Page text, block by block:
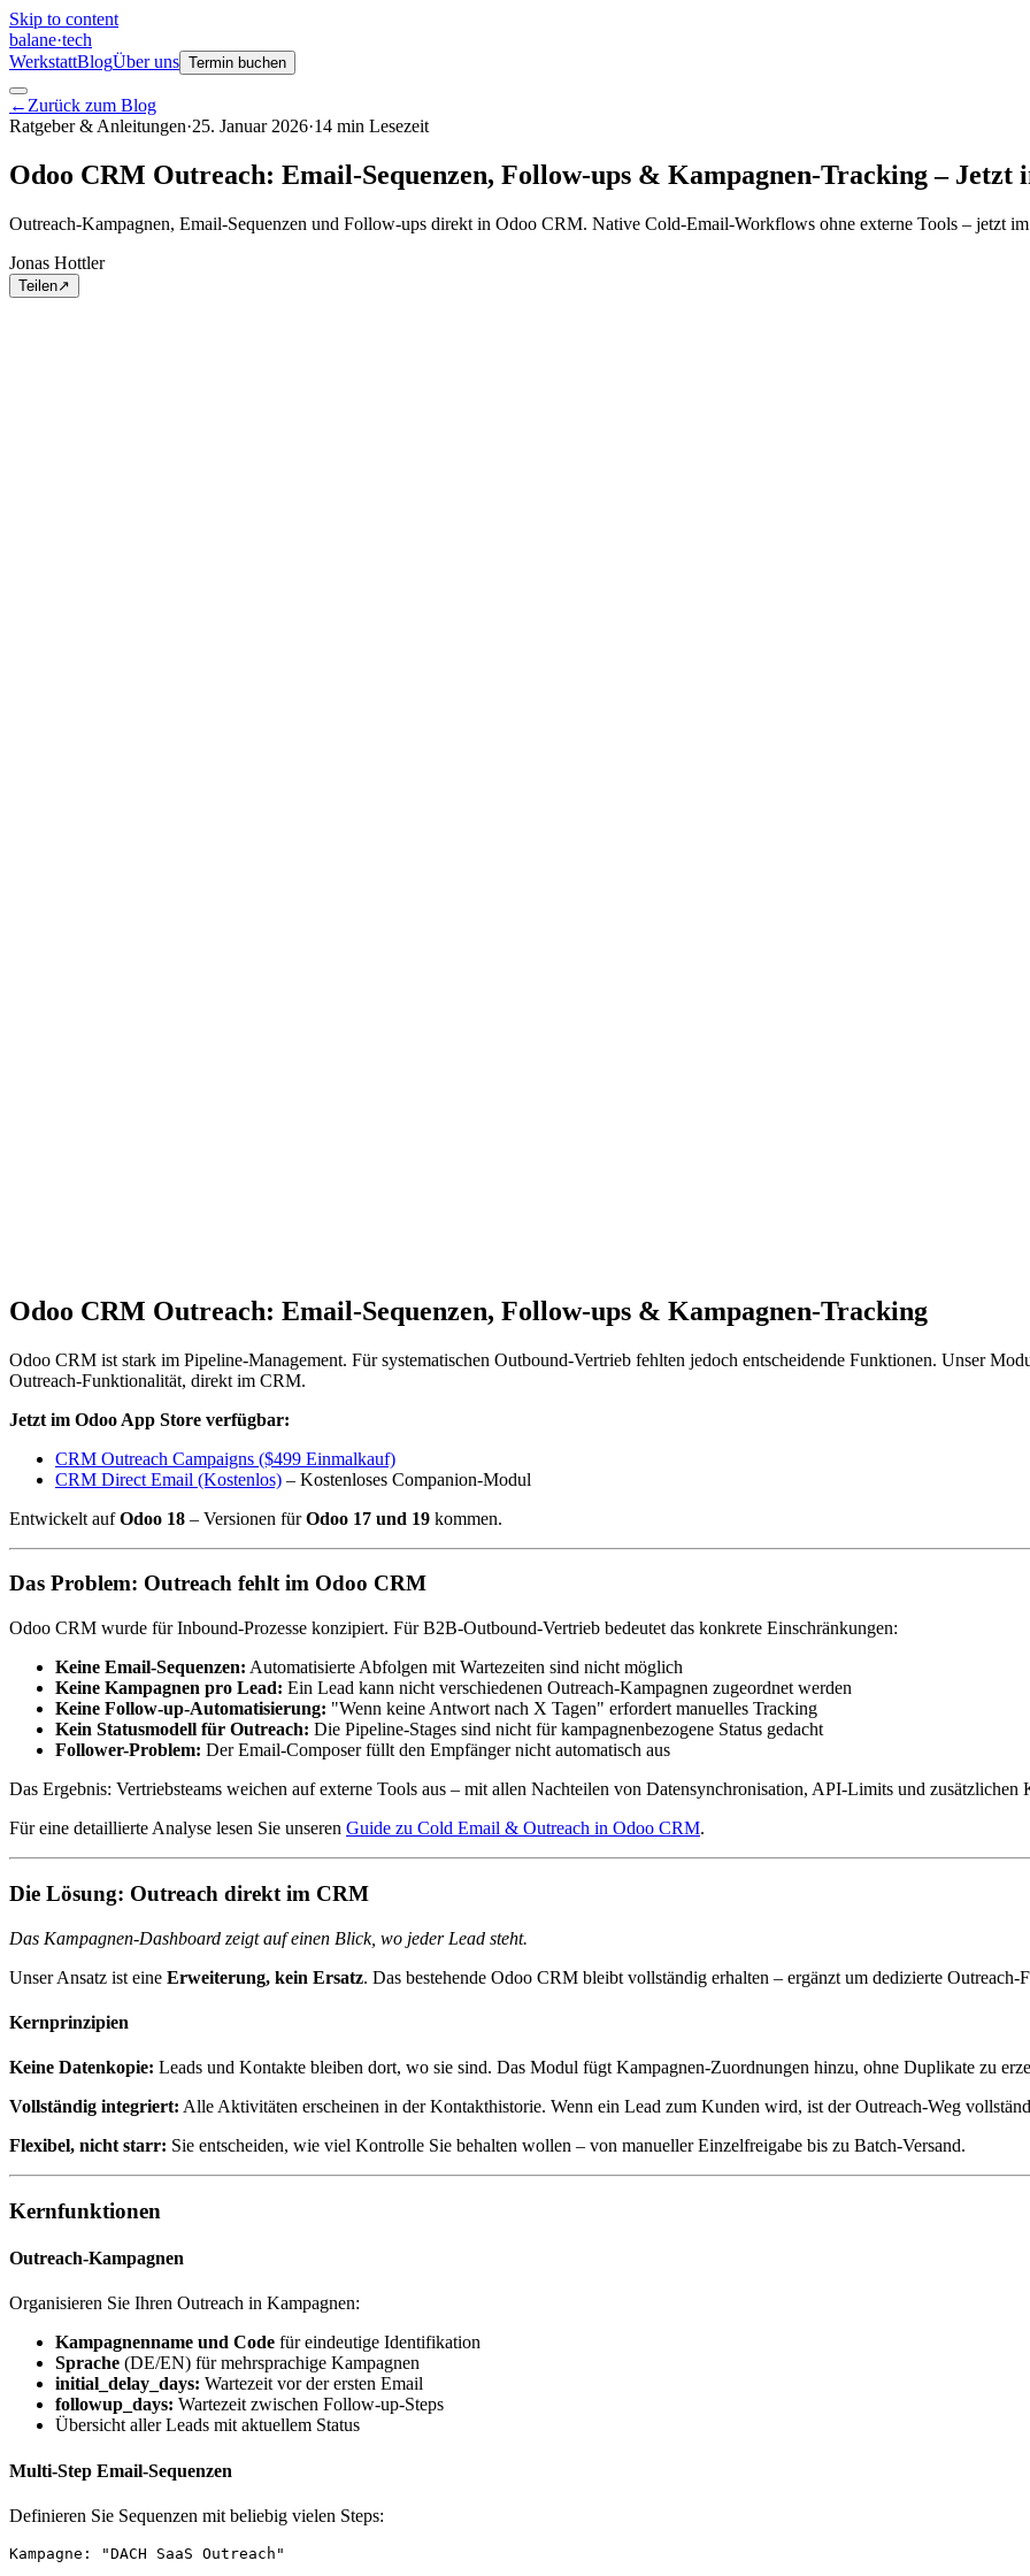
Skip to content
balane·tech
WerkstattBlogÜber uns Termin buchen
← Zurück zum Blog
Ratgeber & Anleitungen·25. Januar 2026·14 min Lesezeit
Odoo CRM Outreach: Email-Sequenzen, Follow-ups & Kampagnen-Tracking – Jetzt
Outreach-Kampagnen, Email-Sequenzen und Follow-ups direkt in Odoo CRM. Native Cold-Email-Workflows ohne externe Tools – jetzt
Jonas Hottler
Teilen↗
Odoo CRM Outreach: Email-Sequenzen, Follow-ups & Kampagnen-Tracking
Odoo CRM ist stark im Pipeline-Management. Für systematischen Outbound-Vertrieb fehlten jedoch entscheidende Funktionen. Unser
Outreach-Funktionalität, direkt im CRM.
Jetzt im Odoo App Store verfügbar:
CRM Outreach Campaigns ($499 Einmalkauf)
CRM Direct Email (Kostenlos) – Kostenloses Companion-Modul
Entwickelt aufOdoo 18 – Versionen fürOdoo 17 und 19 kommen.
Das Problem: Outreach fehlt im Odoo CRM
Odoo CRM wurde für Inbound-Prozesse konzipiert. Für B2B-Outbound-Vertrieb bedeutet das konkrete Einschränkungen:
Keine Email-Sequenzen: Automatisierte Abfolgen mit Wartezeiten sind nicht möglich
Keine Kampagnen pro Lead: Ein Lead kann nicht verschiedenen Outreach-Kampagnen zugeordnet werden
Keine Follow-up-Automatisierung: "Wenn keine Antwort nach X Tagen" erfordert manuelles Tracking
Kein Statusmodell für Outreach: Die Pipeline-Stages sind nicht für kampagnenbezogene Status gedacht
Follower-Problem: Der Email-Composer füllt den Empfänger nicht automatisch aus
Das Ergebnis: Vertriebsteams weichen auf externe Tools aus – mit allen Nachteilen von Datensynchronisation, API-Limits und zusätzlichen
Für eine detaillierte Analyse lesen Sie unseren Guide zu Cold Email & Outreach in Odoo CRM.
Die Lösung: Outreach direkt im CRM
Das Kampagnen-Dashboard zeigt auf einen Blick, wo jeder Lead steht.
Unser Ansatz ist eine Erweiterung, kein Ersatz. Das bestehende Odoo CRM bleibt vollständig erhalten – ergänzt um dedizierte Outreach-
Kernprinzipien
Keine Datenkopie: Leads und Kontakte bleiben dort, wo sie sind. Das Modul fügt Kampagnen-Zuordnungen hinzu, ohne Duplikate zu
Vollständig integriert: Alle Aktivitäten erscheinen in der Kontakthistorie. Wenn ein Lead zum Kunden wird, ist der Outreach-Weg
Flexibel, nicht starr: Sie entscheiden, wie viel Kontrolle Sie behalten wollen – von manueller Einzelfreigabe bis zu Batch-Versand.
Kernfunktionen
Outreach-Kampagnen
Organisieren Sie Ihren Outreach in Kampagnen:
Kampagnenname und Code für eindeutige Identifikation
Sprache (DE/EN) für mehrsprachige Kampagnen
initial_delay_days: Wartezeit vor der ersten Email
followup_days: Wartezeit zwischen Follow-up-Steps
Übersicht aller Leads mit aktuellem Status
Multi-Step Email-Sequenzen
Definieren Sie Sequenzen mit beliebig vielen Steps:
Kampagne: "DACH SaaS Outreach"